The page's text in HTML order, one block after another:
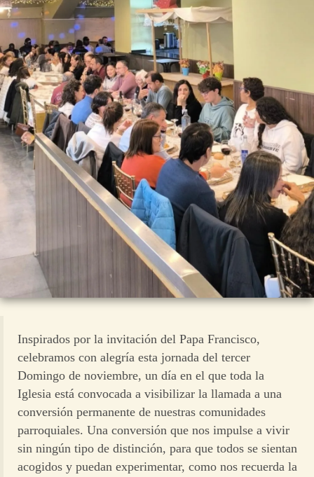
Inspirados por la invitación del Papa Francisco,
celebramos con alegría esta jornada del tercer
Domingo de noviembre, un día en el que toda la
Iglesia está convocada a visibilizar la llamada a una
conversión permanente de nuestras comunidades
parroquiales. Una conversión que nos impulse a vivir
sin ningún tipo de distinción, para que todos se sientan
acogidos y puedan experimentar, como nos recuerda la